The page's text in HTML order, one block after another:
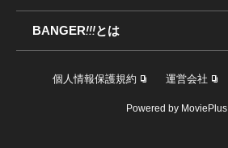
BANGER!!!とは
個人情報保護規約 運営会社
Powered by MoviePlus